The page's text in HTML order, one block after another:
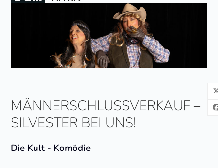
menu
menu
MÄNNERSCHLUSSVERKAUF –
SILVESTER BEI UNS!
Die Kult - Komödie